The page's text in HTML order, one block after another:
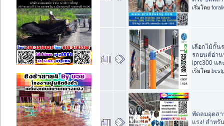
เริ่มโดย
เลือกไม้กั้น
รถยนต์อ่าน
lprc300 แล
เริ่มโดย
พัดลมอุตสา
แรง! สำหรั